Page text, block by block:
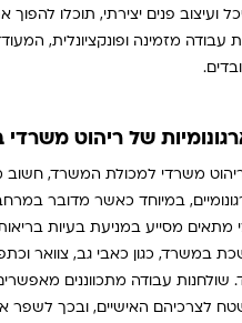
ועיצוב פנים יצירתי, תוכלו
מזמינה ופונקציונלית,
של ריהוט
משרדי למכולת המשרד,
במיוחד כאשר מדובר
מתאים מסייע במניעת בעיות
במשרד, כגון כאבי גב, צוואר
שולחנות עבודה מתכווננים
לצרכיהם האישיים, ובכך לשפר